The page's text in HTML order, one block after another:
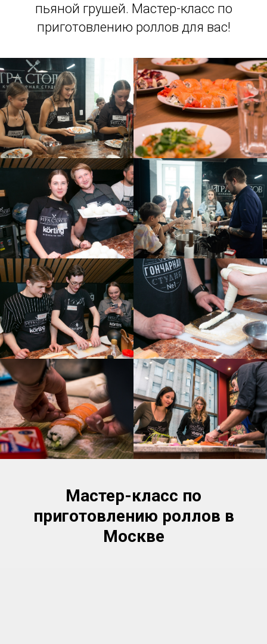
пьяной грушей. Мастер-класс по
приготовлению роллов для вас!
Мастер-класс по
приготовлению роллов в
Москве